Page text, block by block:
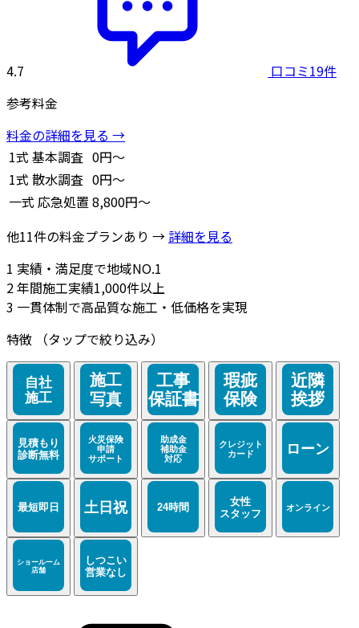
4.7
口コミ19件
参考料金
料金の詳細を見る →
1式 基本調査 0円～
1式 散水調査 0円～
一式 応急処置 8,800円～
他11件の料金プランあり → 詳細を見る
1 実績・満足度で地域NO.1
2年間施工実績1,000件以上
3 一貫体制で高品質な施工・低価格を実現
特徴
（タップで絞り込み）